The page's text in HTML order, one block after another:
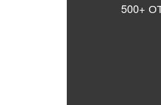
500+